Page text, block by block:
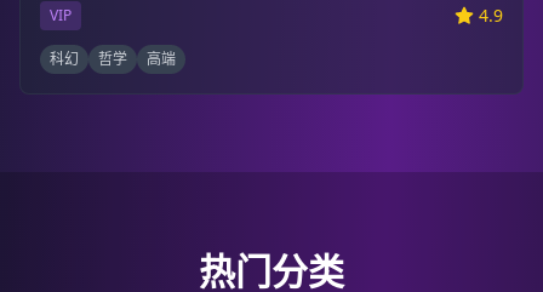
VIP 4.9
科幻 哲学 高端
热门分类